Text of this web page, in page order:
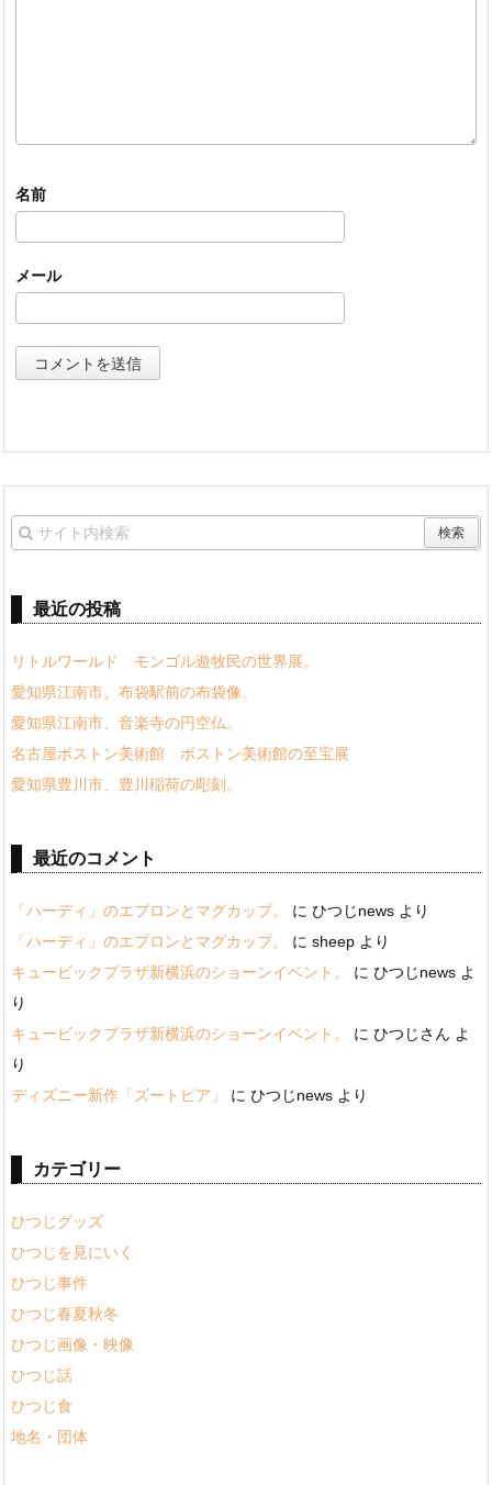
名前
メール
最近の投稿
リトルワールド モンゴル遊牧民の世界展。
愛知県江南市、布袋駅前の布袋像。
愛知県江南市、音楽寺の円空仏。
名古屋ボストン美術館 ボストン美術館の至宝展
愛知県豊川市、豊川稲荷の彫刻。
最近のコメント
「ハーディ」のエプロンとマグカップ。 に ひつじnews より
「ハーディ」のエプロンとマグカップ。
に sheep より
キュービックプラザ新横浜のショーンイベント。
に ひつじnews よ
り
キュービックプラザ新横浜のショーンイベント。
に ひつじさん よ
り
ディズニー新作「ズートピア」
に ひつじnews より
カテゴリー
ひつじグッズ
ひつじを見にいく
ひつじ事件
ひつじ春夏秋冬
ひつじ画像・映像
ひつじ話
ひつじ食
地名・団体